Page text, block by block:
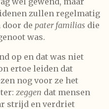
zullen regelmatig
de pater familias die
was.
op en dat was niet
ertoe leiden dat
nog voor ze het
zeggen dat mensen
strijd en verdriet